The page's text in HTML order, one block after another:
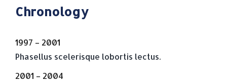
Chronology
1997 – 2001
Phasellus scelerisque lobortis lectus.
2001 – 2004